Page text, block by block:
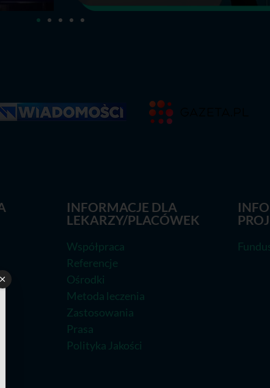
INFORMACJE DLA
LEKARZY/PLACÓWEK
Współpraca
Referencje
Ośrodki
Metoda leczenia
Zastosowania
Prasa
Polityka Jakości